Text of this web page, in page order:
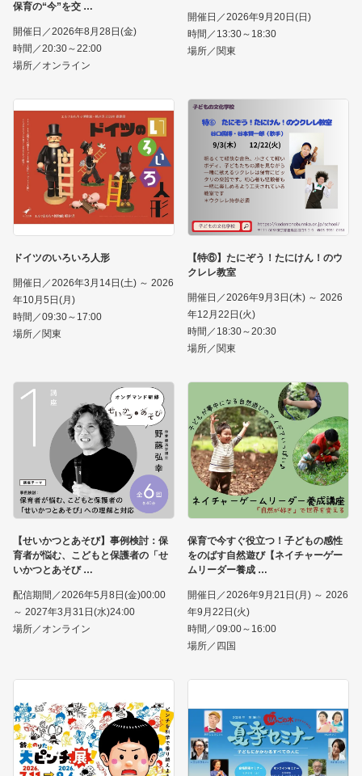
保育の“今”を交
開催日／2026年8月28日(金)
時間／20:30～22:00
場所／オンライン
開催日／2026年9月20日(日)
時間／13:30～18:30
場所／関東
ドイツのいろいろ人形
開催日／2026年3月14日(土) ～ 2026
年10月5日(月)
時間／09:30～17:00
場所／関東
【特⑥】たにぞう！たにけん！のウ
クレレ教室
開催日／2026年9月3日(木) ～ 2026
年12月22日(火)
時間／18:30～20:30
場所／関東
【せいかつとあそび】事例検討：保
育者が悩む、こどもと保護者の「せ
いかつとあそび
配信期間／2026年5月8日(金)00:00
～ 2027年3月31日(水)24:00
場所／オンライン
保育で今すぐ役立つ！子どもの感性
をのばす自然遊び【ネイチャーゲー
ムリーダー養成
開催日／2026年9月21日(月) ～ 2026
年9月22日(火)
時間／09:00～16:00
場所／四国